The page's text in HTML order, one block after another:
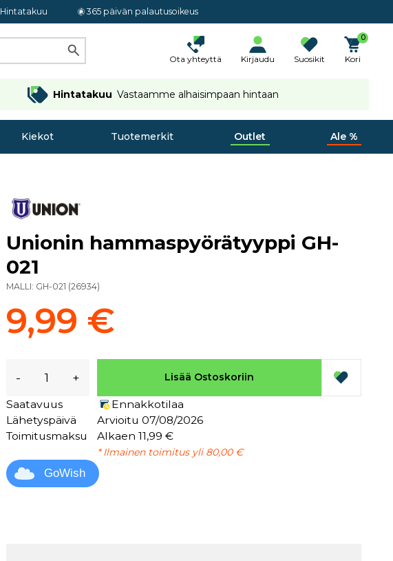
Hintatakuu 365 päivän palautusoikeus
Ota yhteyttä Kirjaudu Suosikit
0
Kori
Hintatakuu Vastaamme alhaisimpaan hintaan
Kiekot Tuotemerkit Outlet Ale %
Unionin hammaspyörätyyppi GH-
021
MALLI: GH-021 (26934)
9,99 €
- + Lisää Ostoskoriin
Saatavuus
Ennakkotilaa
Lähetyspäivä
Arvioitu 07/08/2026
Toimitusmaksu
Alkaen 11,99 €
* Ilmainen toimitus yli 80,00 €
GoWish